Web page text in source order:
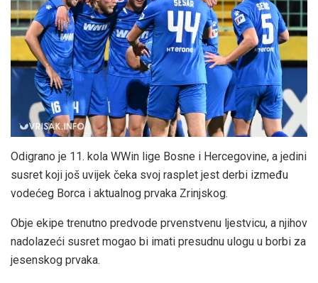
Odigrano je 11. kola WWin lige Bosne i Hercegovine, a jedini
susret koji još uvijek čeka svoj rasplet jest derbi između
vodećeg Borca i aktualnog prvaka Zrinjskog.
Obje ekipe trenutno predvode prvenstvenu ljestvicu, a njihov
nadolazeći susret mogao bi imati presudnu ulogu u borbi za
jesenskog prvaka.